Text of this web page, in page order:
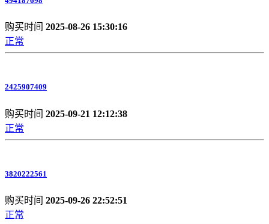
购买时间 2025-08-26 15:30:16
正常
2425907409
购买时间 2025-09-21 12:12:38
正常
3820222561
购买时间 2025-09-26 22:52:51
正常